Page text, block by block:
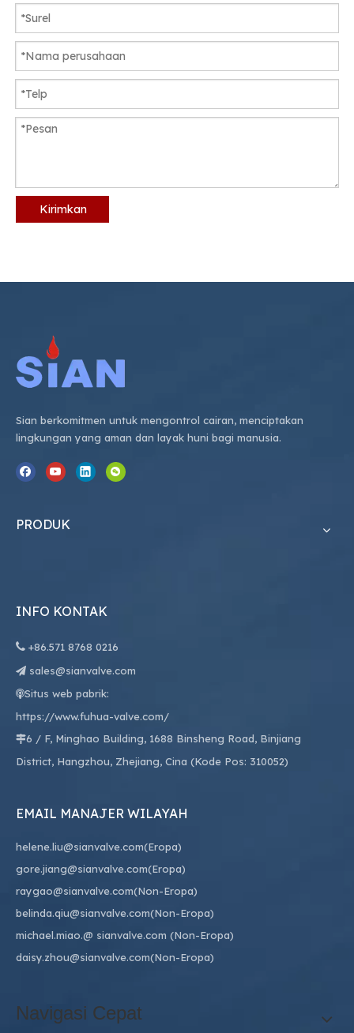
Kirimkan
Sian berkomitmen untuk mengontrol cairan, menciptakan
lingkungan yang aman dan layak huni bagi manusia.
PRODUK
INFO KONTAK
 +86.571 8768 0216
 sales@sianvalve.com
Situs web pabrik:
https://www.fuhua-valve.com/
6 / F, Minghao Building, 1688 Binsheng Road, Binjiang
District, Hangzhou, Zhejiang, Cina (Kode Pos: 310052)
EMAIL MANAJER WILAYAH
helene.liu@sianvalve.com(Eropa)
gore.jiang@sianvalve.com(Eropa)
raygao@sianvalve.com(Non-Eropa)
belinda.qiu@sianvalve.com(Non-Eropa)
michael.miao.@ sianvalve.com (Non-Eropa)
daisy.zhou@sianvalve.com(Non-Eropa)
Navigasi Cepat